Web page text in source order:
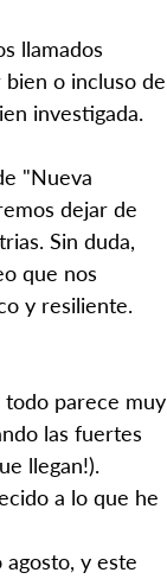
llamados
bien o incluso de
investigada.
"Nueva
dejar de
Sin duda,
que nos
y resiliente.
parece muy
las fuertes
llegan!).
a lo que he
y este